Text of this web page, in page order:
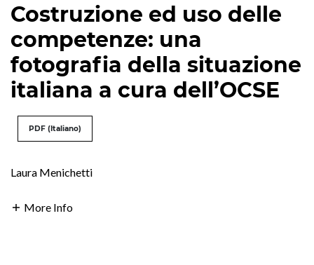
Costruzione ed uso delle
competenze: una
fotografia della situazione
italiana a cura dell’OCSE
PDF (Italiano)
Laura Menichetti
More Info